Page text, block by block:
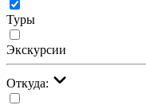
Туры
Экскурсии
Откуда: